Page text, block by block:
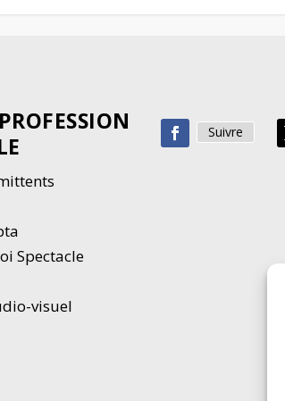
Spectacle
visuel
Suivre